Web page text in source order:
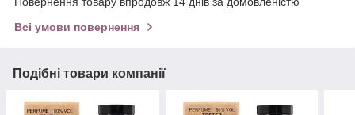
Всі умови повернення
Подібні товари компанії